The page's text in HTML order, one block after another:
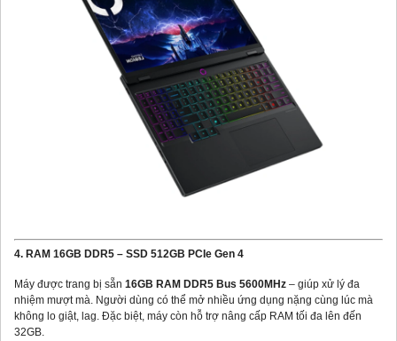
4. RAM 16GB DDR5 – SSD 512GB PCIe Gen 4
Máy được trang bị sẵn 16GB RAM DDR5 Bus 5600MHz – giúp xử lý đa
nhiệm mượt mà. Người dùng có thể mở nhiều ứng dụng nặng cùng lúc mà
không lo giật, lag. Đặc biệt, máy còn hỗ trợ nâng cấp RAM tối đa lên đến
32GB.